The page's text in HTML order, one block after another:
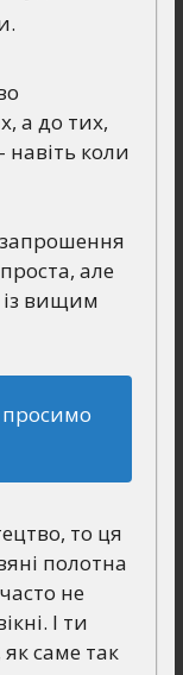
а до тих,
коли
але
із вищим
просимо
то ця
полотна
не
І ти
саме так